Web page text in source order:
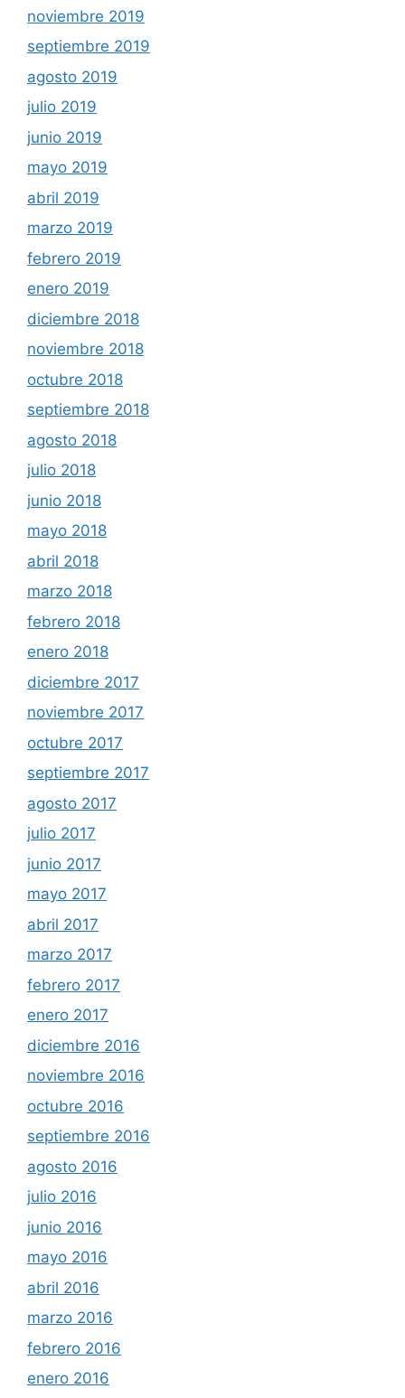
noviembre 2019
septiembre 2019
agosto 2019
julio 2019
junio 2019
mayo 2019
abril 2019
marzo 2019
febrero 2019
enero 2019
diciembre 2018
noviembre 2018
octubre 2018
septiembre 2018
agosto 2018
julio 2018
junio 2018
mayo 2018
abril 2018
marzo 2018
febrero 2018
enero 2018
diciembre 2017
noviembre 2017
octubre 2017
septiembre 2017
agosto 2017
julio 2017
junio 2017
mayo 2017
abril 2017
marzo 2017
febrero 2017
enero 2017
diciembre 2016
noviembre 2016
octubre 2016
septiembre 2016
agosto 2016
julio 2016
junio 2016
mayo 2016
abril 2016
marzo 2016
febrero 2016
enero 2016